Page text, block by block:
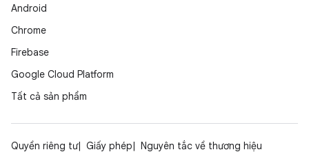
Android
Chrome
Firebase
Google Cloud Platform
Tất cả sản phẩm
Quyền riêng tư Giấy phép
Nguyên tắc về thương hiệu